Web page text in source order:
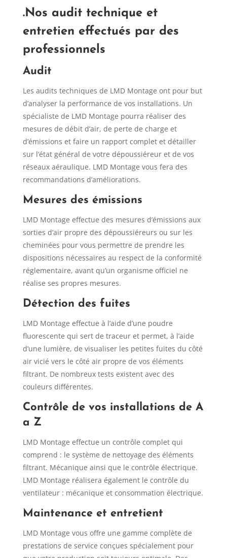
.Nos audit technique et
entretien effectués par des
professionnels
Audit
Les audits techniques de LMD Montage ont pour but
d’analyser la performance de vos installations. Un
spécialiste de LMD Montage pourra réaliser des
mesures de débit d’air, de perte de charge et
d’émissions et faire un rapport complet et détailler
sur l’état général de votre dépoussiéreur et de vos
réseaux aéraulique. LMD Montage vous fera des
recommandations d’améliorations.
Mesures des émissions
LMD Montage effectue des mesures d’émissions aux
sorties d’air propre des dépoussiéreurs ou sur les
cheminées pour vous permettre de prendre les
dispositions nécessaires au respect de la conformité
réglementaire, avant qu’un organisme officiel ne
réalise ses propres mesures.
Détection des fuites
LMD Montage effectue à l’aide d’une poudre
fluorescente qui sert de traceur et permet, à l’aide
d’une lumière, de visualiser les petites fuites du côté
air vicié vers le côté air propre de vos éléments
filtrant. De nombreux tests existent avec des
couleurs différentes.
Contrôle de vos installations de A
a Z
LMD Montage effectue un contrôle complet qui
comprend : le système de nettoyage des éléments
filtrant. Mécanique ainsi que le contrôle électrique.
LMD Montage réalisera également le contrôle du
ventilateur : mécanique et consommation électrique.
Maintenance et entretient
LMD Montage vous offre une gamme complète de
prestations de service conçues spécialement pour